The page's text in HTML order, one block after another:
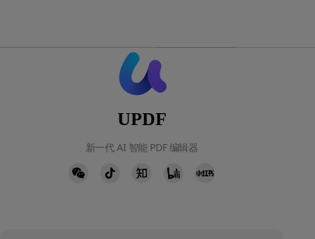
UPDF
新一代 AI 智能 PDF 编辑器